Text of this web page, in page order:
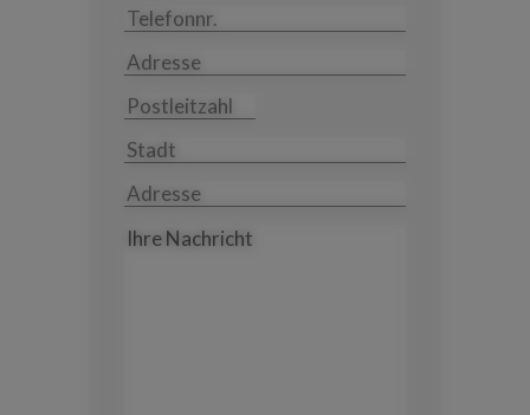
Telefonnr.
Adresse
Postleitzahl
Stadt
Land
Ihre